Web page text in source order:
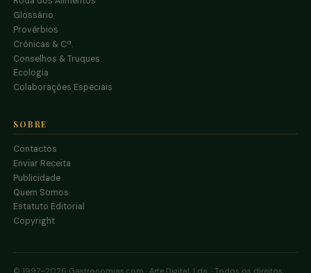
Glossário
Provérbios
Crónicas & Cª.
Conselhos & Truques
Ecologia
Colaborações Especiais
SOBRE
Contactos
Enviar Receita
Publicidade
Quem Somos
Estatuto Editorial
Copyright
© 1997–2026 Gastronomias.com · Arte Digital, Lda. · Todos os direitos